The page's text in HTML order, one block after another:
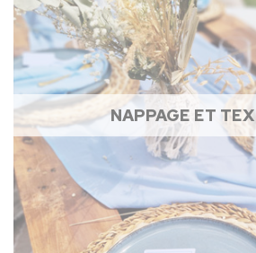
NAPPAGE ET